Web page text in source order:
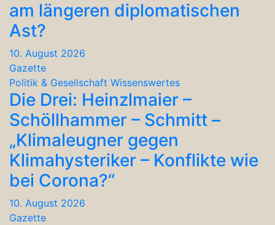
am längeren diplomatischen
Ast?
10. August 2026
Gazette
Politik & Gesellschaft Wissenswertes
Die Drei: Heinzlmaier –
Schöllhammer – Schmitt –
„Klimaleugner gegen
Klimahysteriker – Konflikte wie
bei Corona?“
10. August 2026
Gazette